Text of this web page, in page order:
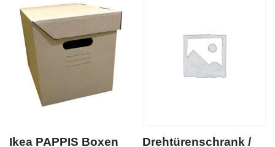
Ikea PAPPIS Boxen
Drehtürenschrank /